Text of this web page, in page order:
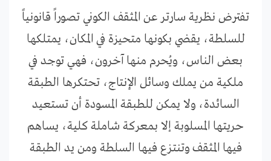
تفترض نظرية سارتر عن المثقف الكوني تصوراً قانونياً
للسلطة، يقضي بكونها متحيزة في المكان، يمتلكها
بعض الناس، ويُحرم منها آخرون، فهي توجد في
ملكية من يملك وسائل الإنتاج، تحتكرها الطبقة
السائدة، ولا يمكن للطبقة المسودة أن تستعيد
حريتها المسلوبة إلا بمعركة شاملة كلية، يساهم
فيها المثقف وتنتزع فيها السلطة ومن يد الطبقة